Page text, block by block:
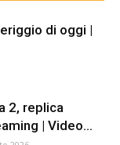
di oggi |
2, replica
| Video...